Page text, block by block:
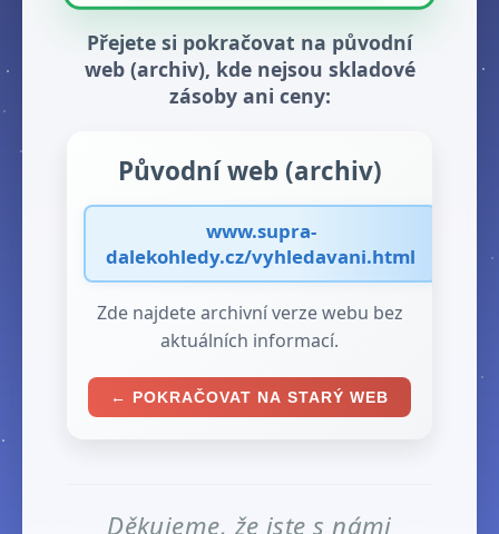
Přejete si pokračovat na původní
web (archiv), kde nejsou skladové
zásoby ani ceny:
Původní web (archiv)
www.supra-
dalekohledy.cz/vyhledavani.html
Zde najdete archivní verze webu bez
aktuálních informací.
← POKRAČOVAT NA STARÝ WEB
Děkujeme, že jste s námi